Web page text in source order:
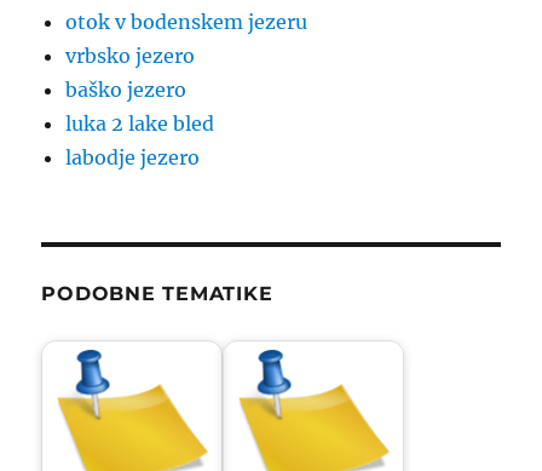
otok v bodenskem jezeru
vrbsko jezero
baško jezero
luka 2 lake bled
labodje jezero
PODOBNE TEMATIKE